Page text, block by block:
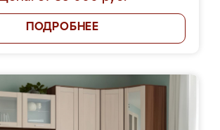
ПОДРОБНЕЕ